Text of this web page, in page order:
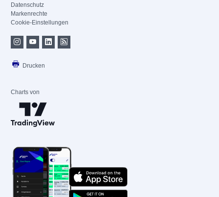
Datenschutz
Markenrechte
Cookie-Einstellungen
Drucken
Charts von